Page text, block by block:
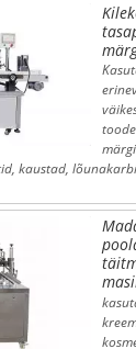
kaustad,